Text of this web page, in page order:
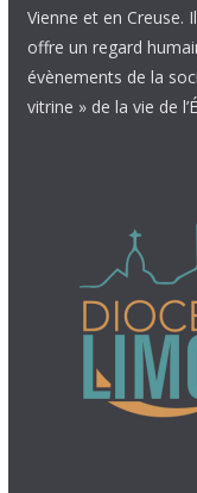
Vienne et en Creuse.
offre un regard
évènements de la
vitrine » de la vie de